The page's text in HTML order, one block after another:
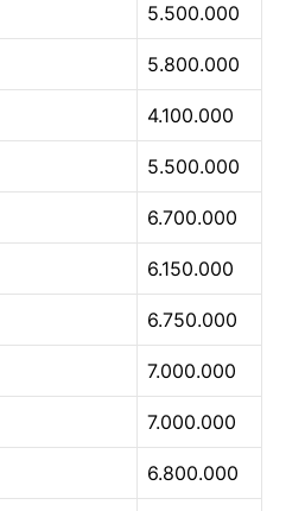
5.500.000
5.800.000
4.100.000
5.500.000
6.700.000
6.150.000
6.750.000
7.000.000
7.000.000
6.800.000